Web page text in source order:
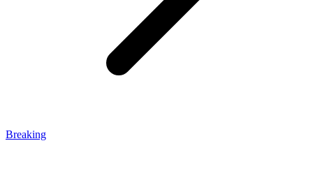
Breaking